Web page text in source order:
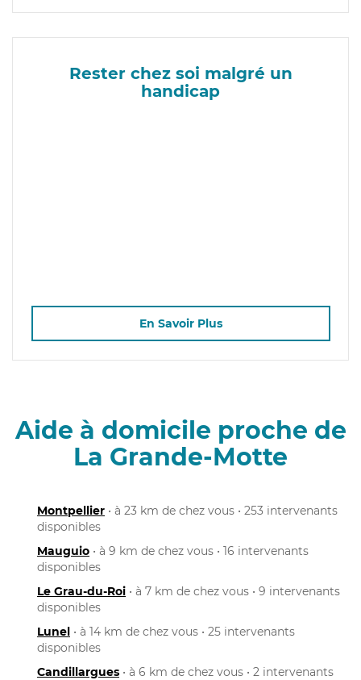
Rester chez soi malgré un
handicap
En Savoir Plus
Aide à domicile proche de
La Grande-Motte
Montpellier • à 23 km de chez vous • 253 intervenants
disponibles
Mauguio • à 9 km de chez vous • 16 intervenants
disponibles
Le Grau-du-Roi • à 7 km de chez vous • 9 intervenants
disponibles
Lunel • à 14 km de chez vous • 25 intervenants
disponibles
Candillargues • à 6 km de chez vous • 2 intervenants